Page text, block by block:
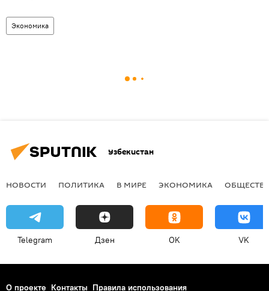
Экономика
Узбекистан
НОВОСТИ ПОЛИТИКА В МИРЕ ЭКОНОМИКА
Telegram Дзен OK VK
О проекте Контакты Правила использования